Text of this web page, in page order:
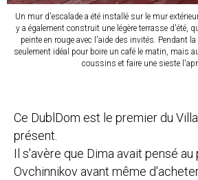
Un mur d'escalade a été installé sur le mur
y a également construit une légère terrasse d'été,
peinte en rouge avec l'aide des invités. Pendant
seulement idéal pour boire un café le matin, mais
coussins et faire une sieste
Ce DublDom est le premier du
présent.
Il s'avère que Dima avait pensé au
Ovchinnikov avant même